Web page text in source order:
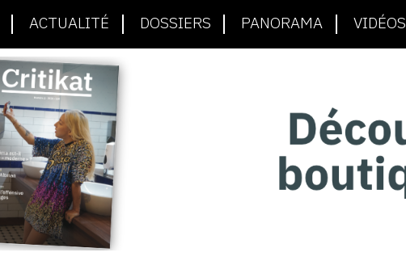
ACTUALITÉ DOSSIERS PANORAMA VIDÉOS